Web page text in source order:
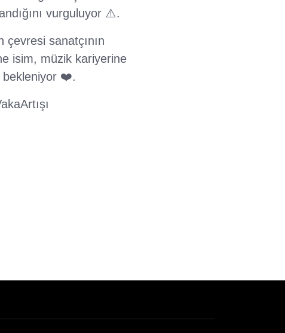
vurguluyor ⚠️.
sanatçının
isim, müzik kariyerine
bekleniyor ❤️.